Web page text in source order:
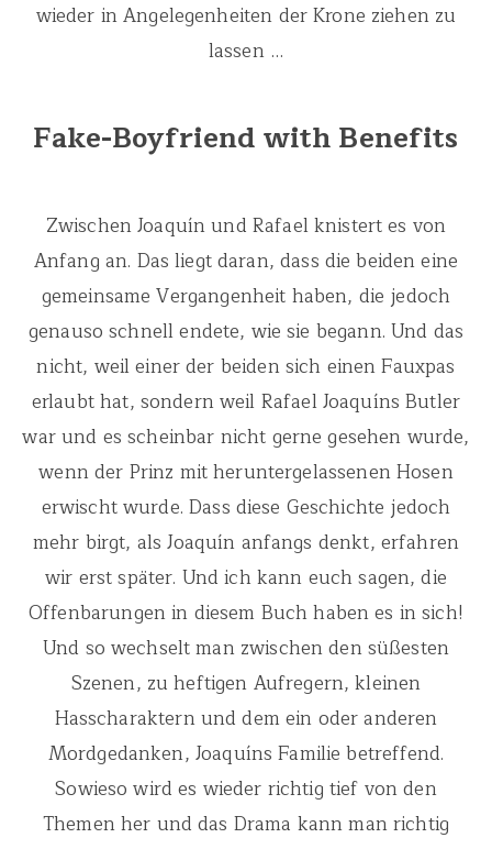
wieder in Angelegenheiten der Krone ziehen zu
lassen …
Fake-Boyfriend with Benefits
Zwischen Joaquín und Rafael knistert es von
Anfang an. Das liegt daran, dass die beiden eine
gemeinsame Vergangenheit haben, die jedoch
genauso schnell endete, wie sie begann. Und das
nicht, weil einer der beiden sich einen Fauxpas
erlaubt hat, sondern weil Rafael Joaquíns Butler
war und es scheinbar nicht gerne gesehen wurde,
wenn der Prinz mit heruntergelassenen Hosen
erwischt wurde. Dass diese Geschichte jedoch
mehr birgt, als Joaquín anfangs denkt, erfahren
wir erst später. Und ich kann euch sagen, die
Offenbarungen in diesem Buch haben es in sich!
Und so wechselt man zwischen den süßesten
Szenen, zu heftigen Aufregern, kleinen
Hasscharaktern und dem ein oder anderen
Mordgedanken, Joaquíns Familie betreffend.
Sowieso wird es wieder richtig tief von den
Themen her und das Drama kann man richtig